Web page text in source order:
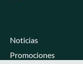
Noticias
Promociones